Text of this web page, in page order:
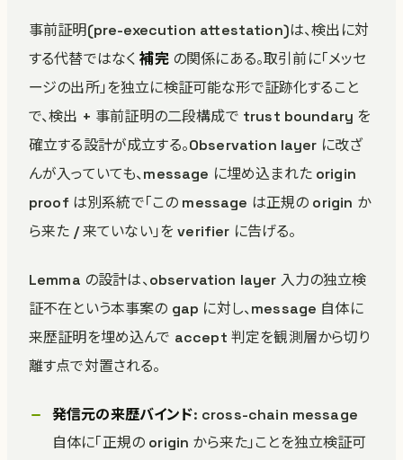
事前証明(pre-execution attestation)は、検出に対
する代替ではなく補完の関係にある。取引前に「メッセ
ージの出所」を独立に検証可能な形で証跡化すること
で、検出 + 事前証明の二段構成で trust boundary を
確立する設計が成立する。Observation layer に改ざ
んが入っていても、message に埋め込まれた origin
proof は別系統で「この message は正規の origin か
ら来た / 来ていない」を verifier に告げる。
Lemma の設計は、observation layer 入力の独立検
証不在という本事案の gap に対し、message 自体に
来歴証明を埋め込んで accept 判定を観測層から切り
離す点で対置される。
発信元の来歴バインド: cross-chain message
自体に「正規の origin から来た」ことを独立検証可